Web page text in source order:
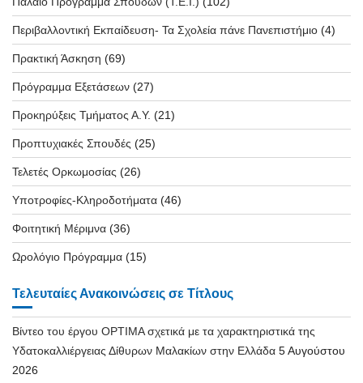
Περιβαλλοντική Εκπαίδευση- Τα Σχολεία πάνε Πανεπιστήμιο (4)
Πρακτική Άσκηση (69)
Πρόγραμμα Εξετάσεων (27)
Προκηρύξεις Τμήματος Α.Υ. (21)
Προπτυχιακές Σπουδές (25)
Τελετές Ορκωμοσίας (26)
Υποτροφίες-Κληροδοτήματα (46)
Φοιτητική Μέριμνα (36)
Ωρολόγιο Πρόγραμμα (15)
Τελευταίες Ανακοινώσεις σε Τίτλους
Βίντεο του έργου OPTIMA σχετικά με τα χαρακτηριστικά της
Υδατοκαλλιέργειας Δίθυρων Μαλακίων στην Ελλάδα 5 Αυγούστου
2026